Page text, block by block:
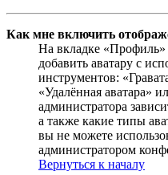
Как мне включить
На вкладке «Профиль»
добавить аватару с
инструментов:
«Удалённая аватара»
администратора
а также какие типы
вы не можете
администратором
Вернуться к началу